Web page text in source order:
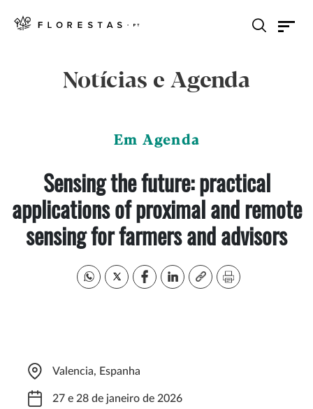
Notícias e Agenda
Em Agenda
Sensing the future: practical
applications of proximal and remote
sensing for farmers and advisors
Valencia, Espanha
27 e 28 de janeiro de 2026